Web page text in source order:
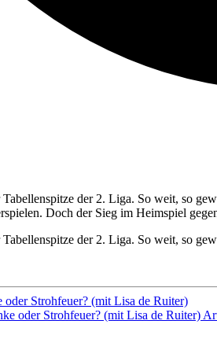
der 2. Liga. So weit, so
Doch der Sieg im Heimspiel
der 2. Liga. So weit, so
Strohfeuer? (mit Lisa de Ruiter)